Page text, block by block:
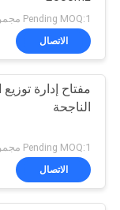
اقتباس
خريطة
الموقع
PRIVACY
POLICY
55
Pending MOQ:1 مجموعة
الاتصال
مفتاح إدارة توزيع
الناجحة
Pending MOQ:1 مجموعة
الاتصال